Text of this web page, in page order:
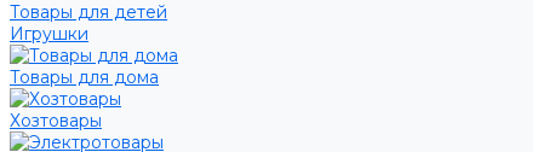
Товары для детей
Игрушки
Товары для дома
Хозтовары